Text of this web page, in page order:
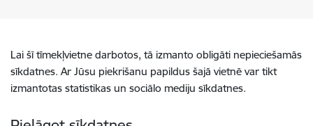
Lai šī tīmekļvietne darbotos, tā izmanto obligāti nepieciešamās
sīkdatnes. Ar Jūsu piekrišanu papildus šajā vietnē var tikt
izmantotas statistikas un sociālo mediju sīkdatnes.